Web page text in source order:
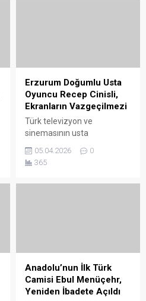
şelaleler meydana getirdi.
Yağışların ardından oluşan
su akıntıları bölgeye farklı bir
görünüm kazandırırken,
ortaya çıkan manzara...
Erzurum Doğumlu Usta
Oyuncu Recep Cinisli,
Ekranların Vazgeçilmezi
Türk televizyon ve
sinemasının usta
kariyerine 1998 yılında
başlayan ve bugüne kadar
aslen İstanbullu olan Cinisli,
Anadolu Üniversitesi
İşletme Bölümü’nden
mezun olmasının ardından
05.04.2026
0
365
Anadolu’nun İlk Türk
Camisi Ebul Menüçehr,
Yeniden İbadete Açıldı